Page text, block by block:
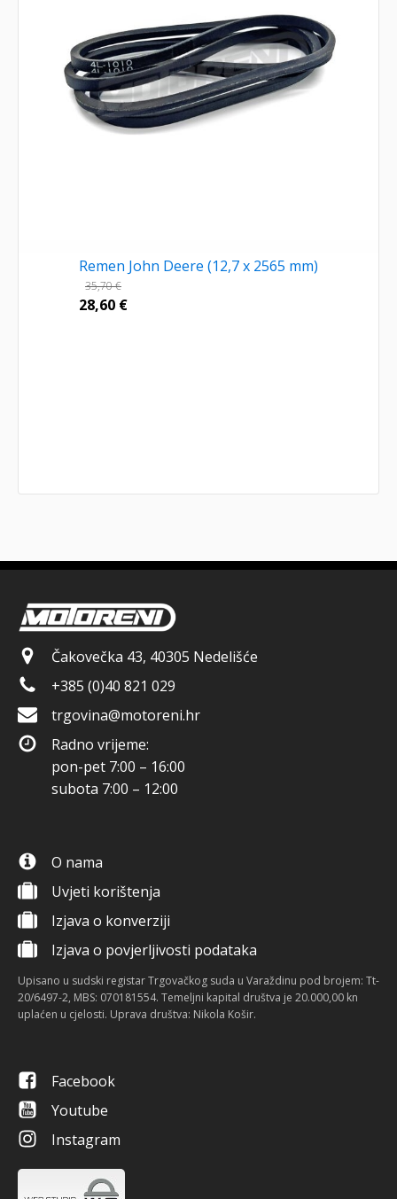
Remen John Deere (12,7 x 2565 mm)
35,70€
28,60 €
Čakovečka 43, 40305 Nedelišće
+385 (0)40 821 029
trgovina@motoreni.hr
Radno vrijeme:
pon-pet 7:00 – 16:00
subota 7:00 – 12:00
O nama
Uvjeti korištenja
Izjava o konverziji
Izjava o povjerljivosti podataka
Upisano u sudski registar Trgovačkog suda u Varaždinu pod brojem: Tt-
20/6497-2, MBS: 070181554. Temeljni kapital društva je 20.000,00 kn
uplaćen u cjelosti. Uprava društva: Nikola Košir.
Facebook
Youtube
Instagram